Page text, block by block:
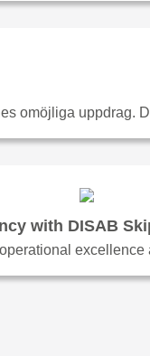
omöjliga uppdrag.
with DISAB